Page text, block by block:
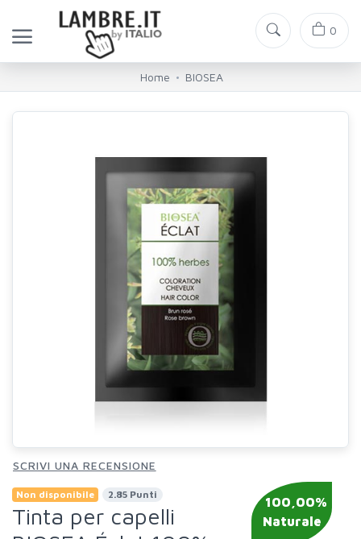
0
Home BIOSEA
100,00%
Naturale
SCRIVI UNA RECENSIONE
Non disponibile 2.85 Punti
Tinta per capelli